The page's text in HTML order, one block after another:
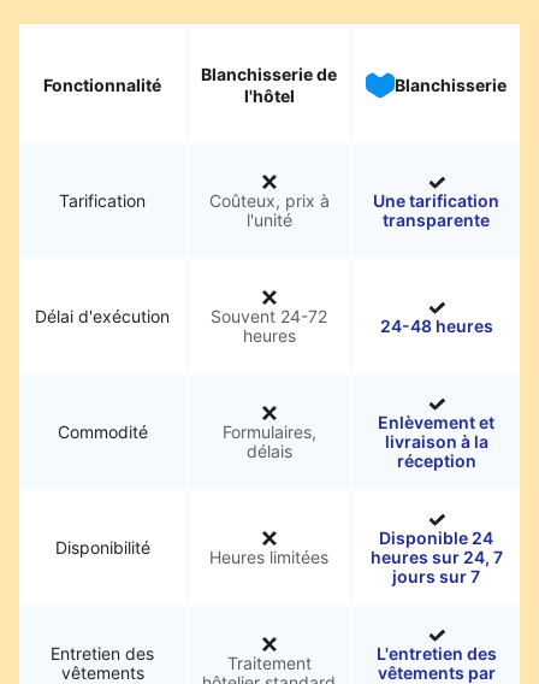
Fonctionnalité
Blanchisserie de
l'hôtel
Blanchisserie
Tarification
Coûteux, prix à
l'unité
Une tarification
transparente
Délai d'exécution
Souvent 24-72
heures
24-48 heures
Commodité
Formulaires,
délais
Enlèvement et
livraison à la
réception
Disponibilité Heures limitées
Disponible 24
heures sur 24, 7
jours sur 7
Entretien des
vêtements
Traitement
L'entretien des
vêtements par